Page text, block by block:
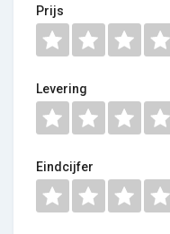
Prijs
Levering
Eindcijfer